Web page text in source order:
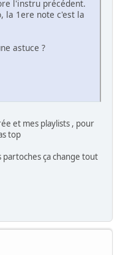
l'instru précédent.
la 1ere note c'est la
astuce ?
et mes playlists , pour
top
ça change tout